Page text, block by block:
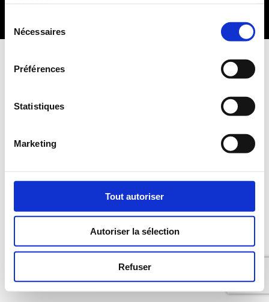
Nécessaires
Préférences
Statistiques
Marketing
Tout autoriser
Autoriser la sélection
Refuser
© 2025JAYDANCE FITNESS . Tous droits réservés.